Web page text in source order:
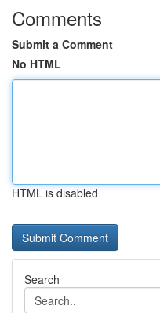
Comments
Submit a Comment
No HTML
HTML is disabled
Search